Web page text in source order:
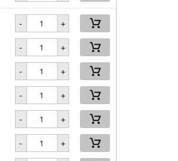
- +
- +
- +
- +
- +
- +